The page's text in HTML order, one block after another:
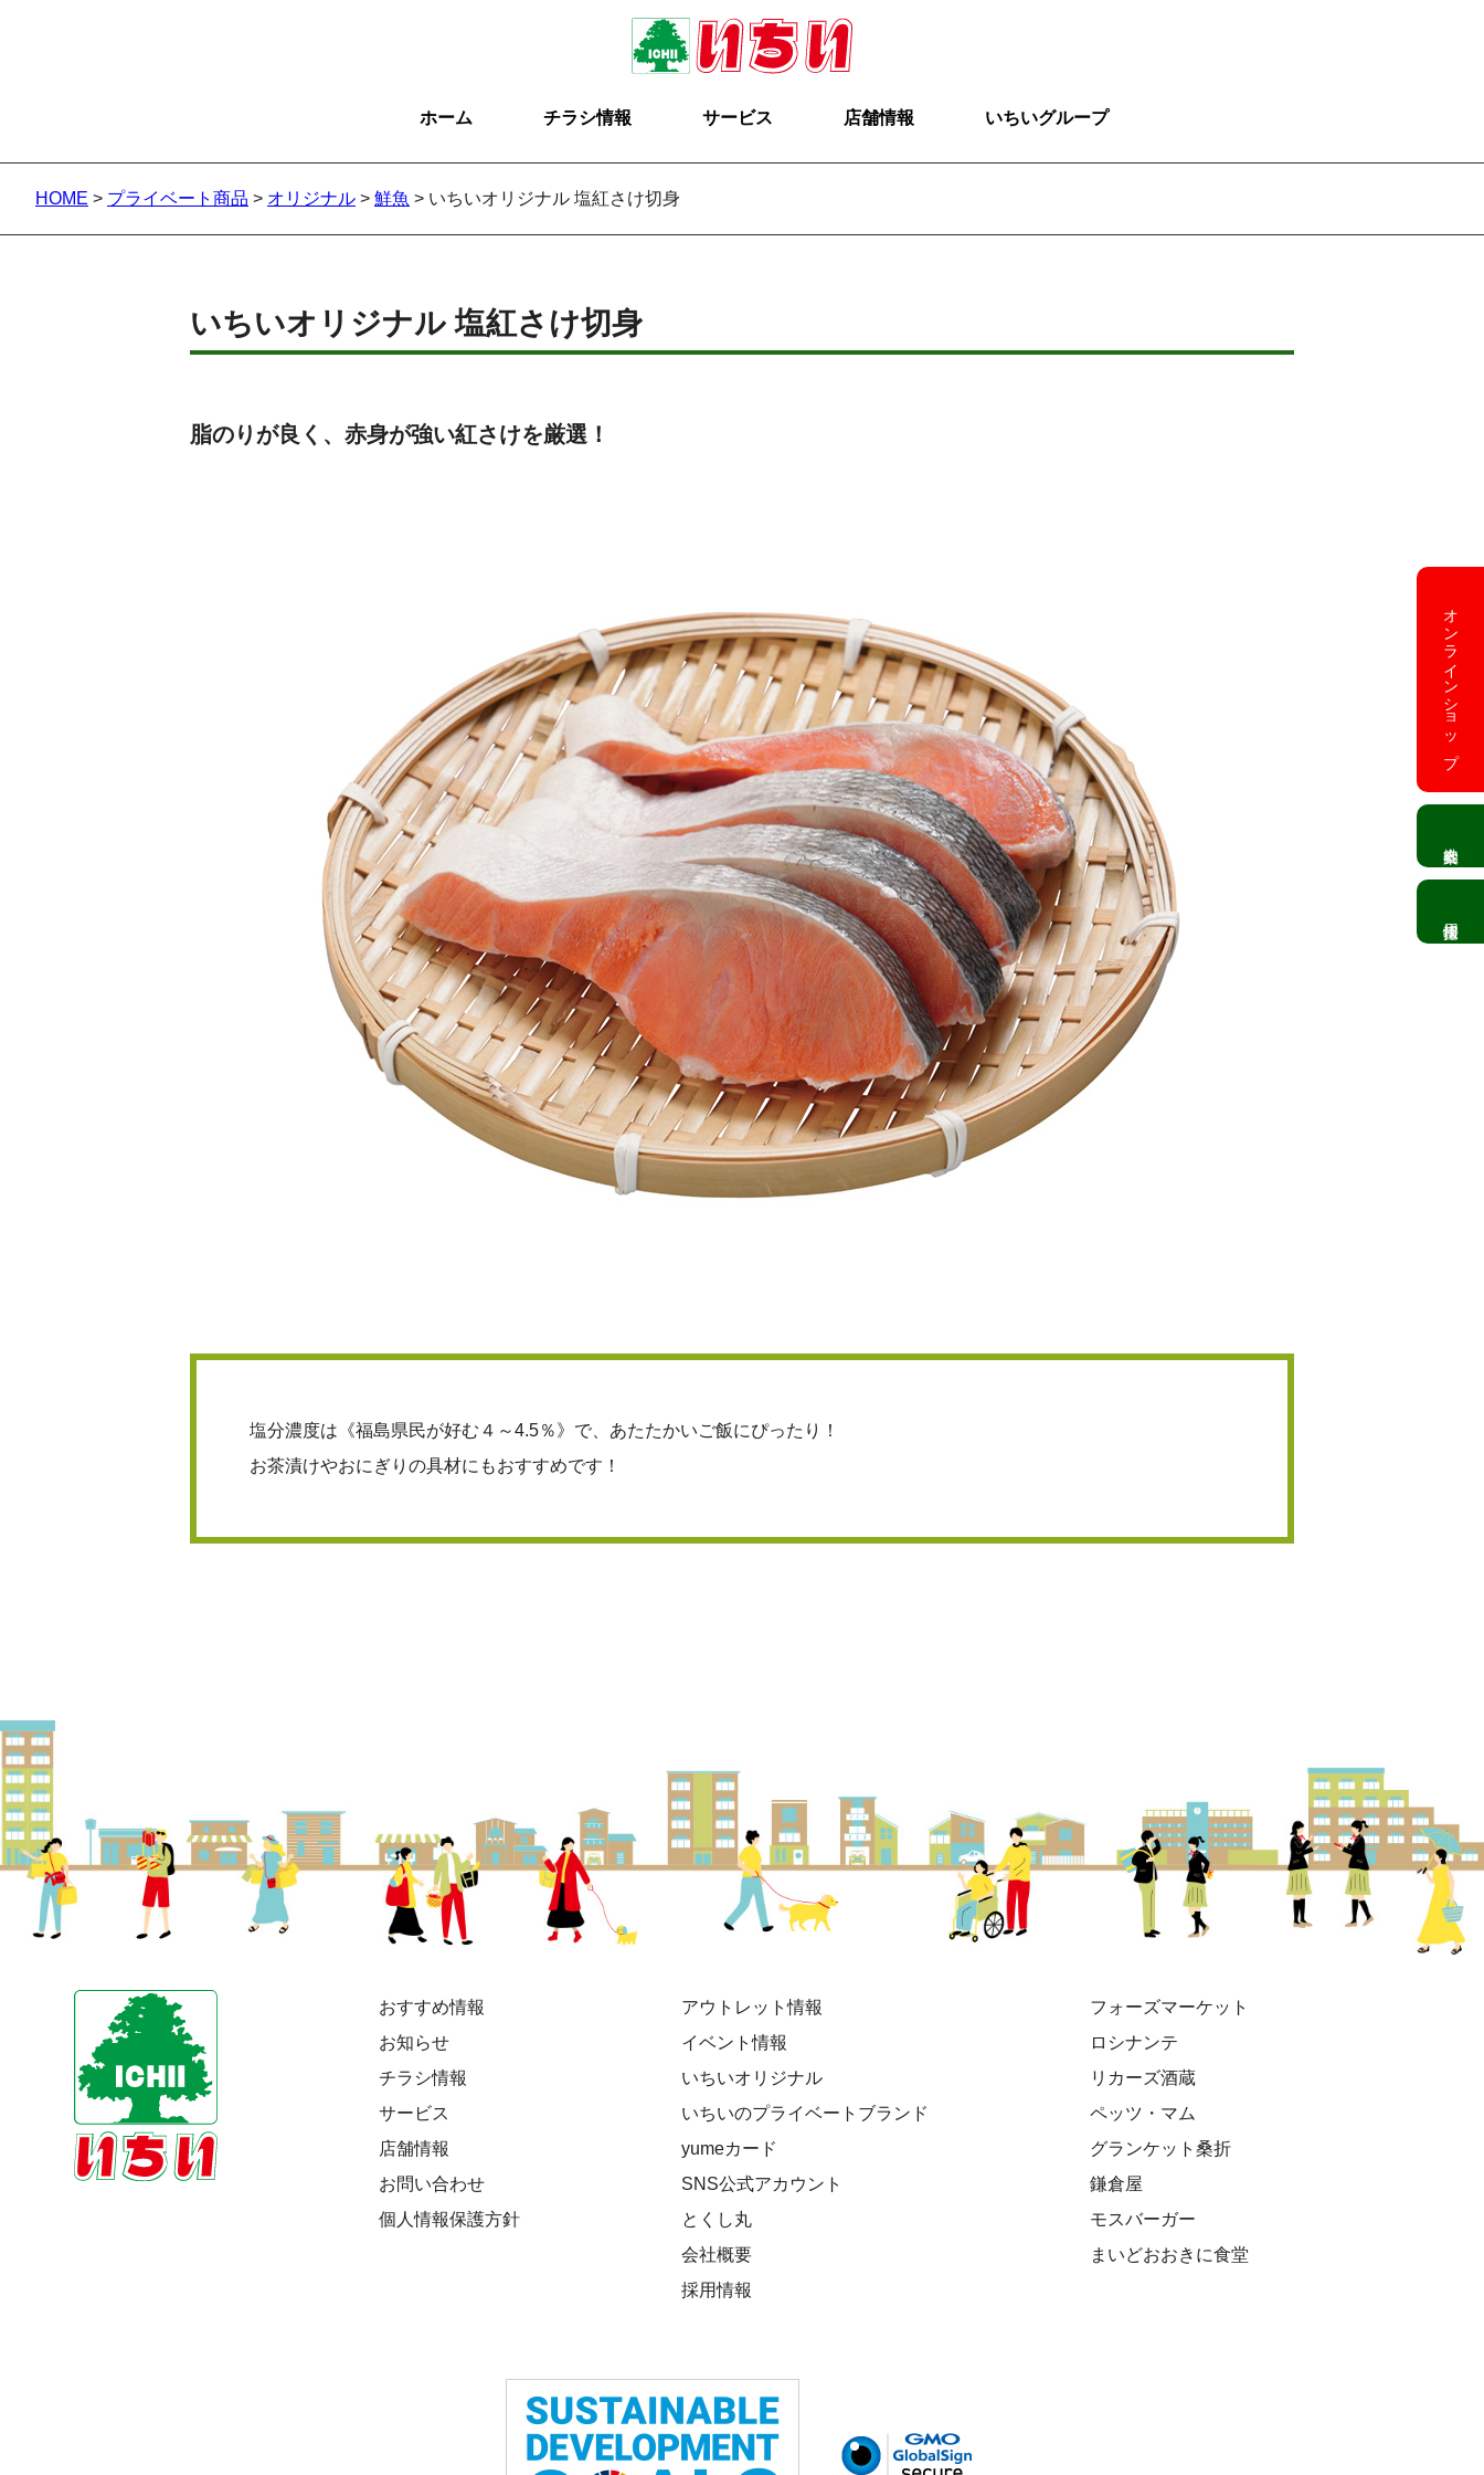
ホーム チラシ情報 サービス 店舗情報 いちいグループ
HOME > プライベート商品 > オリジナル > 鮮魚 > いちいオリジナル 塩紅さけ切身
いちいオリジナル 塩紅さけ切身
脂のりが良く、赤身が強い紅さけを厳選！
塩分濃度は《福島県民が好む４～4.5％》で、あたたかいご飯にぴったり！
お茶漬けやおにぎりの具材にもおすすめです！
おすすめ情報
お知らせ
チラシ情報
サービス
店舗情報
お問い合わせ
個人情報保護方針
アウトレット情報
イベント情報
いちいオリジナル
いちいのプライベートブランド
yumeカード
SNS公式アカウント
とくし丸
会社概要
採用情報
フォーズマーケット
ロシナンテ
リカーズ酒蔵
ペッツ・マム
グランケット桑折
鎌倉屋
モスバーガー
まいどおおきに食堂
オンラインショップ